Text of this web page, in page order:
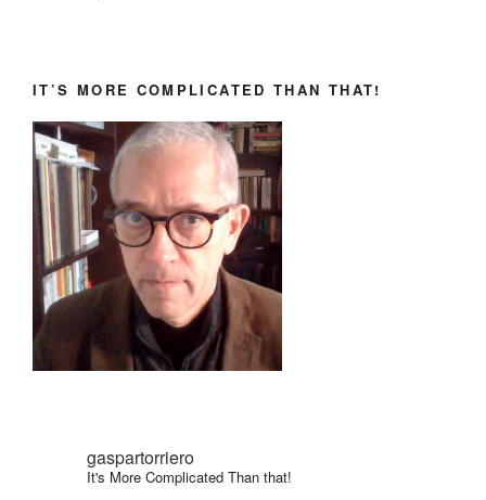
IT’S MORE COMPLICATED THAN THAT!
gaspartorriero
It's More Complicated Than that!